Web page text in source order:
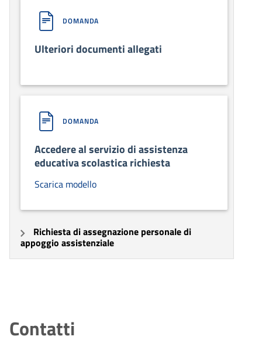
DOMANDA
Ulteriori documenti allegati
DOMANDA
Accedere al servizio di assistenza
educativa scolastica richiesta
Scarica modello
Richiesta di assegnazione personale di
appoggio assistenziale
Contatti